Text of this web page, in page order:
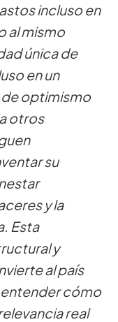
incluso en
al mismo
única de
en un
de optimismo
otros
su
y la
Esta
y
al país
entender cómo
real